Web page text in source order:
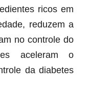
ricos em
reduzem a
no controle do
aceleram o
da diabetes